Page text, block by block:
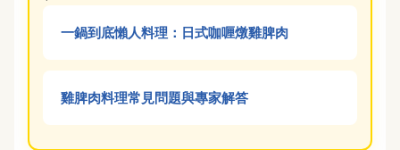
一鍋到底懶人料理：日式咖喱燉雞脾肉
雞脾肉料理常見問題與專家解答